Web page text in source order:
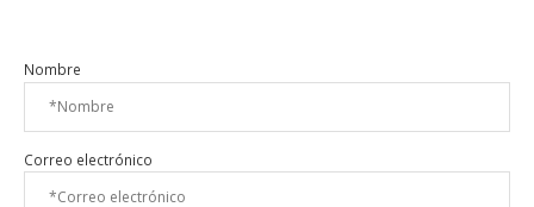
Nombre
Correo electrónico